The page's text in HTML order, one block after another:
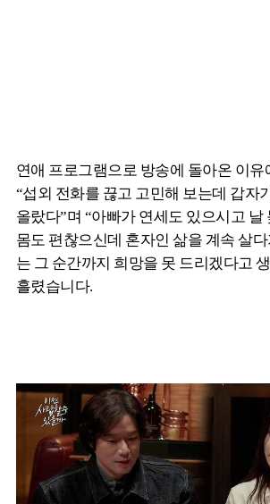
연애 프로그램으로 방송에 돌아온 이유
“섭외 전화를 끊고 고민해 보는데 갑자
올랐다”며 “아빠가 연세도 있으시고 날
몸도 편찮으신데 혼자인 삶을 계속 살
는 그 순간까지 희망을 못 드리겠다고
흘렸습니다.